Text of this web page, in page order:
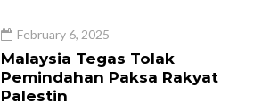
February 6, 2025
Malaysia Tegas Tolak
Pemindahan Paksa Rakyat
Palestin